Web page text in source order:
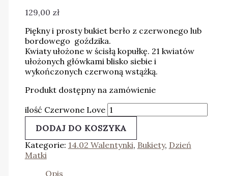
129,00 zł
Piękny i prosty bukiet berło z czerwonego lub
bordowego goździka.
Kwiaty ułożone w ścisłą kopułkę. 21 kwiatów
ułożonych główkami blisko siebie i
wykończonych czerwoną wstążką.
Produkt dostępny na zamówienie
ilość Czerwone Love
DODAJ DO KOSZYKA
Kategorie: 14.02 Walentynki, Bukiety, Dzień
Matki
Opis